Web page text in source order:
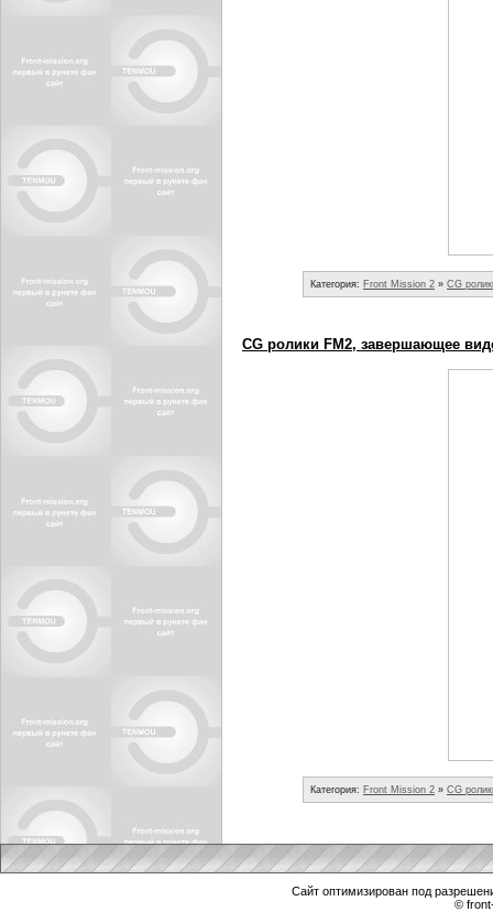
Категория: Front Mission 2 » CG
CG ролики FM2, завершающее
Категория: Front Mission 2 » CG
Сайт оптимизирован под
©